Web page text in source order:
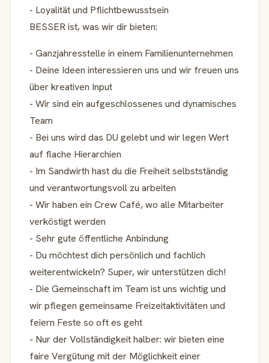
- Loyalität und Pflichtbewusstsein
BESSER ist, was wir dir bieten:
- Ganzjahresstelle in einem Familienunternehmen
- Deine Ideen interessieren uns und wir freuen uns
über kreativen Input
- Wir sind ein aufgeschlossenes und dynamisches
Team
- Bei uns wird das DU gelebt und wir legen Wert
auf flache Hierarchien
- Im Sandwirth hast du die Freiheit selbstständig
und verantwortungsvoll zu arbeiten
- Wir haben ein Crew Café, wo alle Mitarbeiter
verköstigt werden
- Sehr gute öffentliche Anbindung
- Du möchtest dich persönlich und fachlich
weiterentwickeln? Super, wir unterstützen dich!
- Die Gemeinschaft im Team ist uns wichtig und
wir pflegen gemeinsame Freizeitaktivitäten und
feiern Feste so oft es geht
- Nur der Vollständigkeit halber: wir bieten eine
faire Vergütung mit der Möglichkeit einer